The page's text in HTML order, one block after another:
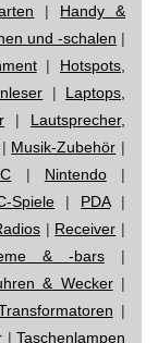
| Handy &
und -schalen |
| Hotspots,
| Laptops,
| Lautsprecher,
| Musik-Zubehör |
| Nintendo|
Spiele | PDA|
| Receiver |
& -bars|
& Wecker|
|
| Taschenlampen